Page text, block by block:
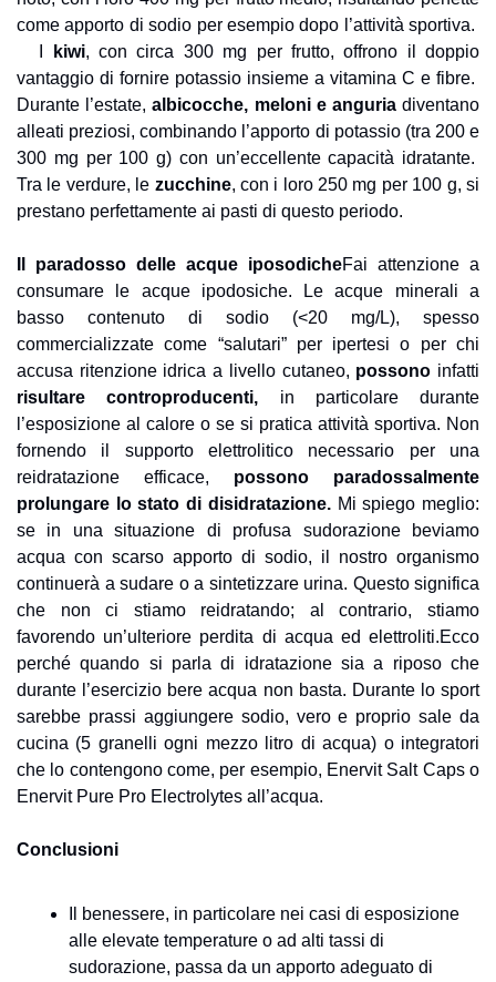
come apporto di sodio per esempio dopo l’attività sportiva.
kiwi, con circa 300 mg per frutto, offrono il doppio
vantaggio di fornire potassio insieme a vitamina C e fibre.
Durante l’estate, albicocche, meloni e anguria diventano
alleati preziosi, combinando l’apporto di potassio (tra 200 e
300 mg per 100 g) con un’eccellente capacità idratante.
Tra le verdure, le zucchine, con i loro 250 mg per 100 g, si
prestano perfettamente ai pasti di questo periodo.
Il paradosso delle acque iposodicheFai attenzione a
consumare le acque ipodosiche. Le acque minerali a
basso contenuto di sodio (<20 mg/L), spesso
commercializzate come “salutari” per ipertesi o per chi
accusa ritenzione idrica a livello cutaneo, possono
risultare controproducenti, in particolare durante
l’esposizione al calore o se si pratica attività sportiva. Non
fornendo il supporto elettrolitico necessario per una
reidratazione efficace, possono paradossalmente
prolungare lo stato di disidratazione. Mi spiego meglio:
se in una situazione di profusa sudorazione beviamo
acqua con scarso apporto di sodio, il nostro organismo
continuerà a sudare o a sintetizzare urina. Questo significa
che non ci stiamo reidratando; al contrario, stiamo
favorendo un’ulteriore perdita di acqua ed elettroliti.Ecco
perché quando si parla di idratazione sia a riposo che
durante l’esercizio bere acqua non basta. Durante lo sport
sarebbe prassi aggiungere sodio, vero e proprio sale da
cucina (5 granelli ogni mezzo litro di acqua) o integratori
che lo contengono come, per esempio, Enervit Salt Caps o
Enervit Pure Pro Electrolytes all’acqua.
Conclusioni
Il benessere, in particolare nei casi di esposizione
alle elevate temperature o ad alti tassi di
sudorazione, passa da un apporto adeguato di